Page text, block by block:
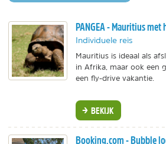
PANGEA - Mauritius
Individuele reis
Mauritius is ideaal als
in Afrika, maar ook een
een fly-drive vakantie.
BEKIJK
Booking.com - Bubble